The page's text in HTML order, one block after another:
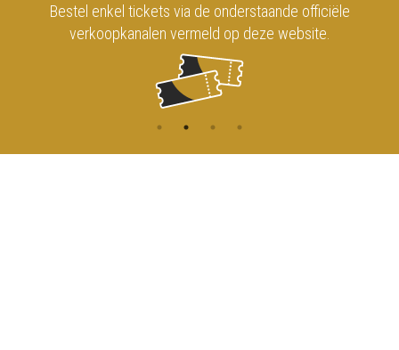
Bestel enkel tickets via de onderstaande officiële
verkoopkanalen vermeld op deze website.